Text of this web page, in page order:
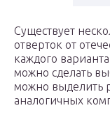
Существует
отверток от
каждого
можно сделать
можно выделить
аналогичных